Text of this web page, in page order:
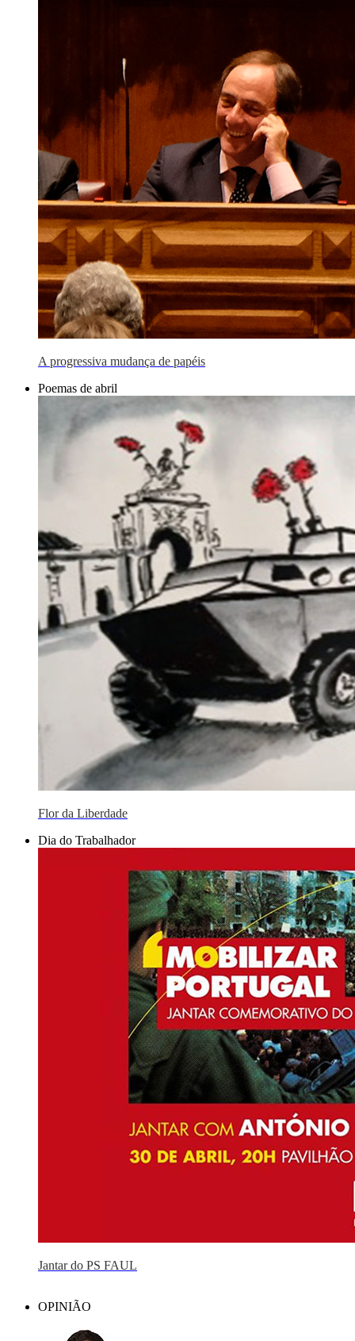
A progressiva mudança de papéis
Poemas de abril
Flor da Liberdade
Dia do Trabalhador
Jantar do PS FAUL
OPINIÃO